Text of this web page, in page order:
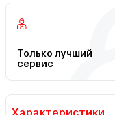
Только лучший
сервис